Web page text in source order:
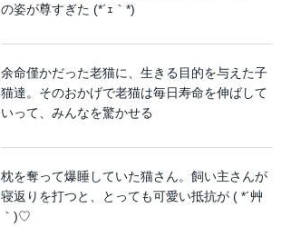
の姿が尊すぎた (*´ｪ｀*)
余命僅かだった老猫に、生きる目的を与えた子
猫達。そのおかげで老猫は毎日寿命を伸ばして
いって、みんなを驚かせる
枕を奪って爆睡していた猫さん。飼い主さんが
寝返りを打つと、とっても可愛い抵抗が ( *´艸
｀)♡